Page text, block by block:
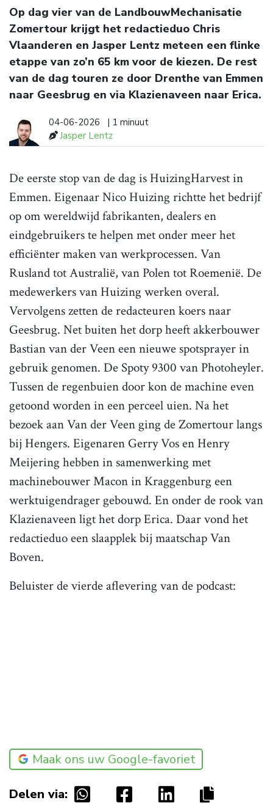
Op dag vier van de LandbouwMechanisatie
Zomertour krijgt het redactieduo Chris
Vlaanderen en Jasper Lentz meteen een flinke
etappe van zo’n 65 km voor de kiezen. De rest
van de dag touren ze door Drenthe van Emmen
naar Geesbrug en via Klazienaveen naar Erica.
04-06-2026
| 1 minuut
Jasper Lentz
De eerste stop van de dag is HuizingHarvest in
Emmen. Eigenaar Nico Huizing richtte het bedrijf
op om wereldwijd fabrikanten, dealers en
eindgebruikers te helpen met onder meer het
efficiënter maken van werkprocessen. Van
Rusland tot Australië, van Polen tot Roemenië. De
medewerkers van Huizing werken overal.
Vervolgens zetten de redacteuren koers naar
Geesbrug. Net buiten het dorp heeft akkerbouwer
Bastian van der Veen een nieuwe spotsprayer in
gebruik genomen. De Spoty 9300 van Photoheyler.
Tussen de regenbuien door kon de machine even
getoond worden in een perceel uien. Na het
bezoek aan Van der Veen ging de Zomertour langs
bij Hengers. Eigenaren Gerry Vos en Henry
Meijering hebben in samenwerking met
machinebouwer Macon in Kraggenburg een
werktuigendrager gebouwd. En onder de rook van
Klazienaveen ligt het dorp Erica. Daar vond het
redactieduo een slaapplek bij maatschap Van
Boven.
Beluister de vierde aflevering van de podcast:
Maak ons uw Google-favoriet
Delen via: